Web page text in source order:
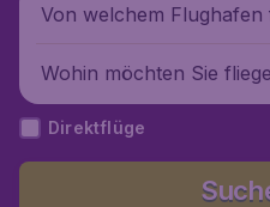
Von welchem Flughafen
Wohin möchten Sie
Direktflüge